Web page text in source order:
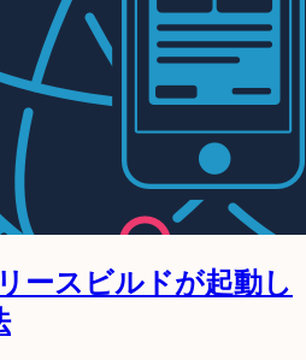
ースビルドが起動し